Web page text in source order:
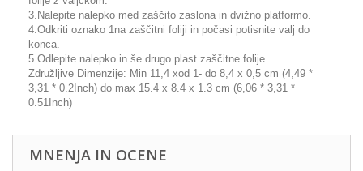
3.Nalepite nalepko med zaščito zaslona in dvižno platformo.
4.Odkriti oznako 1na zaščitni foliji in počasi potisnite valj do
konca.
5.Odlepite nalepko in še drugo plast zaščitne folije
Združljive Dimenzije: Min 11,4 xod 1- do 8,4 x 0,5 cm (4,49 *
3,31 * 0.2Inch) do max 15.4 x 8.4 x 1.3 cm (6,06 * 3,31 *
0.51Inch)
MNENJA IN OCENE